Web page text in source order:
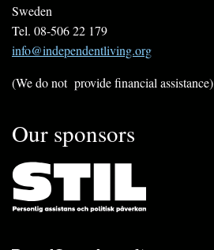
Sweden
Tel. 08-506 22 179
info@independentliving.org
(We do not provide financial assistance)
Our sponsors